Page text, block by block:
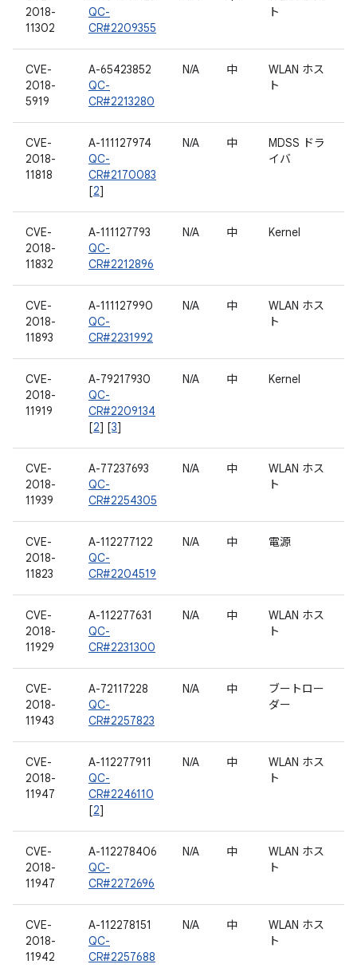
2018-
11302
QC-
CR#2209355
ト
CVE-
2018-
5919
A-65423852
QC-
CR#2213280
N/A 中
WLAN ホス
ト
CVE-
2018-
11818
A-111127974
QC-
CR#2170083
[2]
N/A 中
MDSS ドラ
イバ
CVE-
2018-
11832
A-111127793
QC-
CR#2212896
N/A 中 Kernel
CVE-
2018-
11893
A-111127990
QC-
CR#2231992
N/A 中
WLAN ホス
ト
CVE-
2018-
11919
A-79217930
QC-
CR#2209134
[2] [3]
N/A 中 Kernel
CVE-
2018-
11939
A-77237693
QC-
CR#2254305
N/A 中
WLAN ホス
ト
CVE-
2018-
11823
A-112277122
QC-
CR#2204519
N/A 中 電源
CVE-
2018-
11929
A-112277631
QC-
CR#2231300
N/A 中
WLAN ホス
ト
CVE-
2018-
11943
A-72117228
QC-
CR#2257823
N/A 中
ブートロー
ダー
CVE-
2018-
11947
A-112277911
QC-
CR#2246110
[2]
N/A 中
WLAN ホス
ト
CVE-
2018-
11947
A-112278406
QC-
CR#2272696
N/A 中
WLAN ホス
ト
CVE-
2018-
11942
A-112278151
QC-
CR#2257688
N/A 中
WLAN ホス
ト